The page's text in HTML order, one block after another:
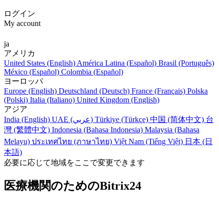
ログイン
My account
ja
アメリカ
United States (English) América Latina (Español) Brasil (Português)
México (Español) Colombia (Español)
ヨーロッパ
Europe (English) Deutschland (Deutsch) France (Français) Polska
(Polski) Italia (Italiano) United Kingdom (English)
アジア
India (English)
UAE (عربي) Türkiye (Türkçe) 中国 (简体中文) 台
灣 (繁體中文) Indonesia (Bahasa Indonesia) Malaysia (Bahasa
Melayu) ประเทศไทย (ภาษาไทย) Việt Nam (Tiếng Việt) 日本 (日
本語)
必要に応じて地域をここで変更できます
医療機関のためのBitrix24